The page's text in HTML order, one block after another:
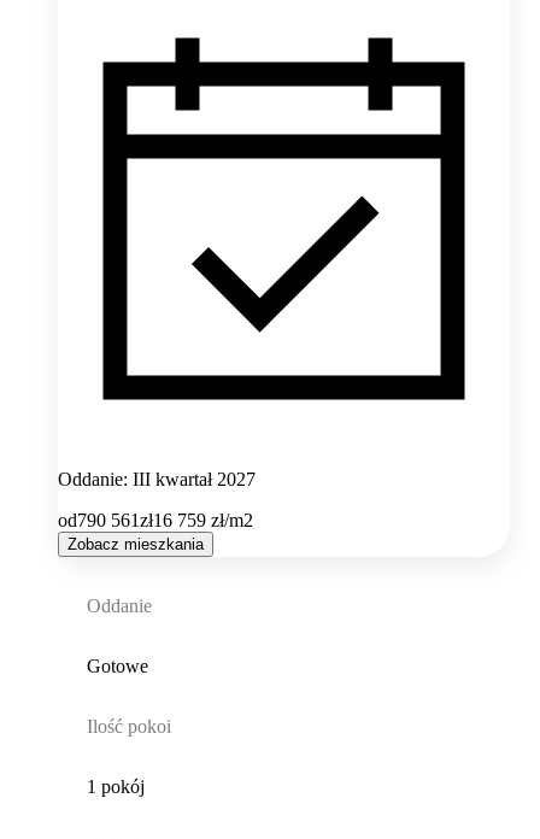
Oddanie: III kwartał 2027
od790 561zł16 759 zł/m2
Zobacz mieszkania
Oddanie
Gotowe
Ilość pokoi
1 pokój